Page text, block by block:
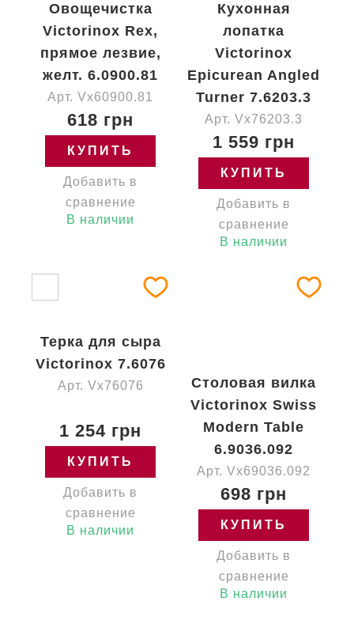
Овощечистка
Victorinox Rex,
прямое лезвие,
желт. 6.0900.81
Арт. Vx60900.81
618 грн
КУПИТЬ
Добавить в
сравнение
В наличии
Кухонная
лопатка
Victorinox
Epicurean Angled
Turner 7.6203.3
Арт. Vx76203.3
1 559 грн
КУПИТЬ
Добавить в
сравнение
В наличии
Терка для сыра
Victorinox 7.6076
Арт. Vx76076
1 254 грн
КУПИТЬ
Добавить в
сравнение
В наличии
Столовая вилка
Victorinox Swiss
Modern Table
6.9036.092
Арт. Vx69036.092
698 грн
КУПИТЬ
Добавить в
сравнение
В наличии